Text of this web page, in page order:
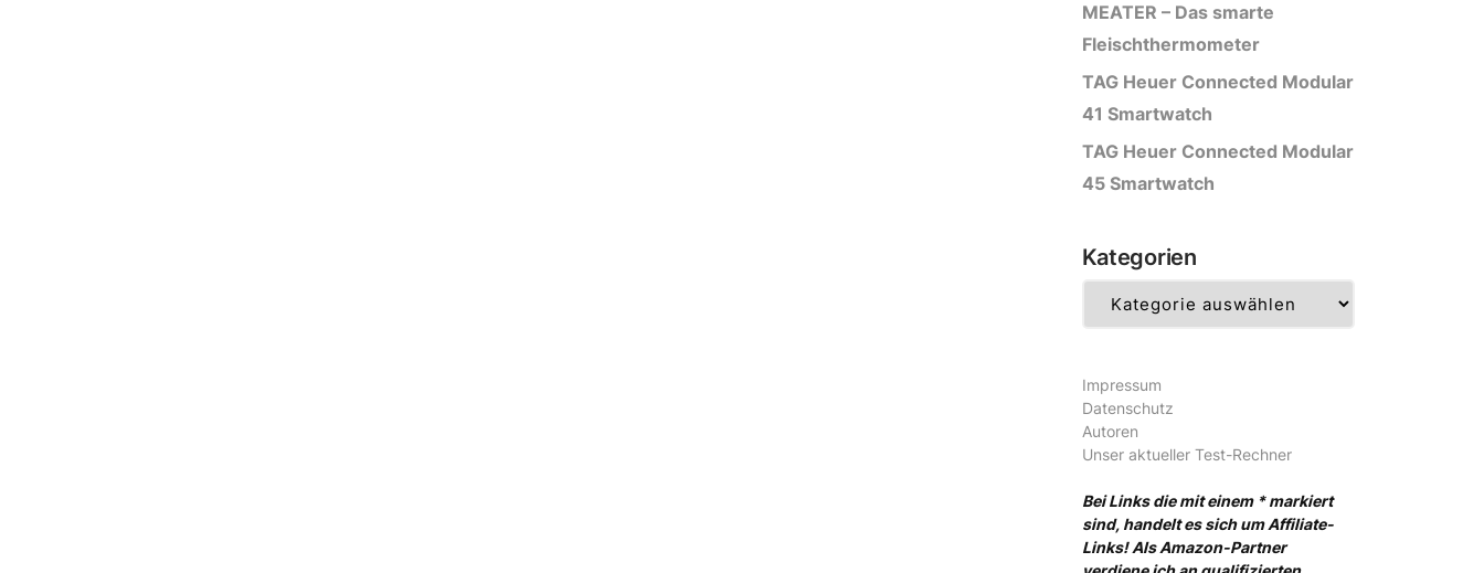
MEATER – Das smarte
Fleischthermometer
TAG Heuer Connected Modular
41 Smartwatch
TAG Heuer Connected Modular
45 Smartwatch
Kategorien
Impressum
Datenschutz
Autoren
Unser aktueller Test-Rechner
Bei Links die mit einem * markiert
sind, handelt es sich um Affiliate-
Links! Als Amazon-Partner